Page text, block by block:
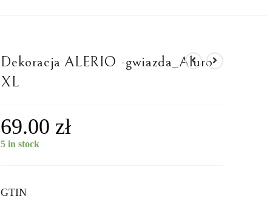
Dekoracja ALERIO -gwiazda_Aluro
XL
69.00 zł
5 in stock
GTIN